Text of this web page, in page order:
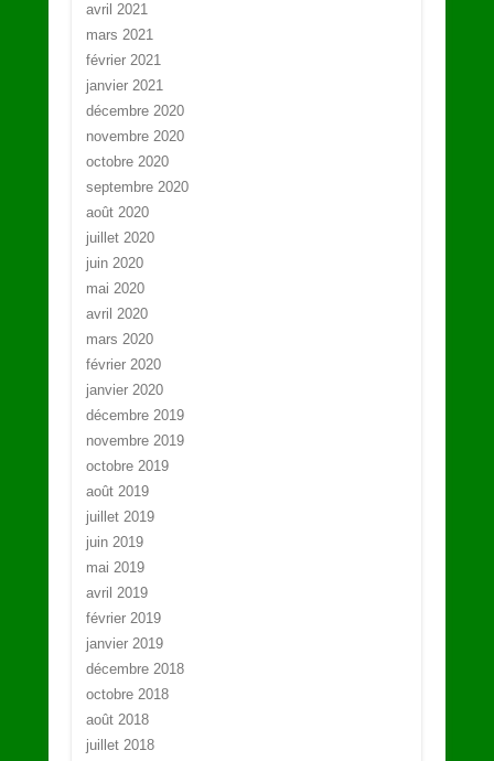
avril 2021
mars 2021
février 2021
janvier 2021
décembre 2020
novembre 2020
octobre 2020
septembre 2020
août 2020
juillet 2020
juin 2020
mai 2020
avril 2020
mars 2020
février 2020
janvier 2020
décembre 2019
novembre 2019
octobre 2019
août 2019
juillet 2019
juin 2019
mai 2019
avril 2019
février 2019
janvier 2019
décembre 2018
octobre 2018
août 2018
juillet 2018